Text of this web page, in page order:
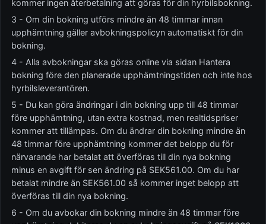
kommer ingen återbetalning att göras för din hyrbilsbokning.
3 - Om din bokning utförs mindre än 48 timmar innan
upphämtning gäller avbokningspolicyn automatiskt för din
bokning.
4 - Alla avbokningar ska göras online via sidan Hantera
bokning före den planerade upphämtningstiden och inte hos
hyrbilsleverantören.
5 - Du kan göra ändringar i din bokning upp till 48 timmar
före upphämtning, utan extra kostnad, men realtidspriser
kommer att tillämpas. Om du ändrar din bokning mindre än
48 timmar före upphämtning kommer det belopp du för
närvarande har betalat att överföras till din nya bokning
minus en avgift för sen ändring på SEK561.00. Om du har
betalat mindre än SEK561.00 så kommer inget belopp att
överföras till din nya bokning.
6 - Om du avbokar din bokning mindre än 48 timmar före